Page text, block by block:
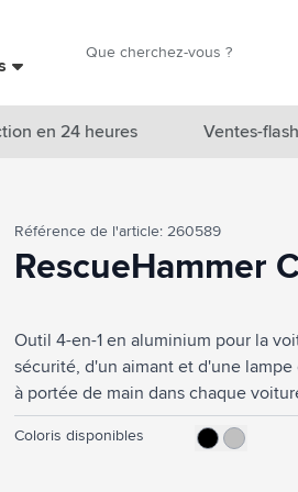
Marques
Accessoires boissons
Sacs & Voyage
Cuisiner & Vivre
Produits de soin
en 24 heures Ventes-flash
Référence de l'article: 260589
RescueHammer
Outil 4-en-1 en aluminium pour la
sécurité, d'un aimant et d'une
à portée de main dans chaque
Coloris disponibles